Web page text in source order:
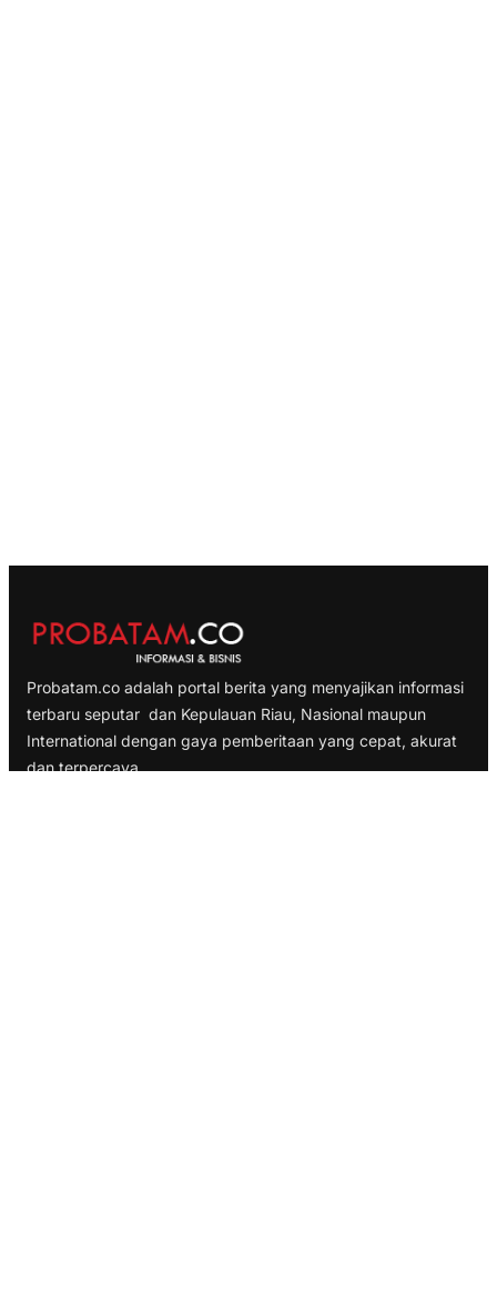
Probatam.co adalah portal berita yang menyajikan informasi
terbaru seputar dan Kepulauan Riau, Nasional maupun
International dengan gaya pemberitaan yang cepat, akurat
dan terpercaya